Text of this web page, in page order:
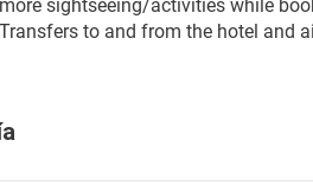
sightseeing/activities while
to and from the hotel and